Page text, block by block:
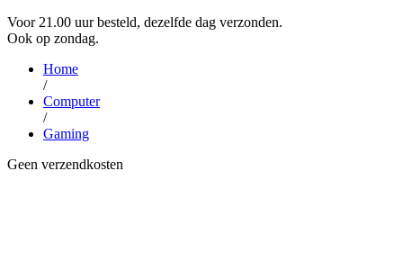
Voor 21.00 uur besteld, dezelfde dag verzonden.
Ook op zondag.
Home
/
Computer
/
Gaming
Geen verzendkosten